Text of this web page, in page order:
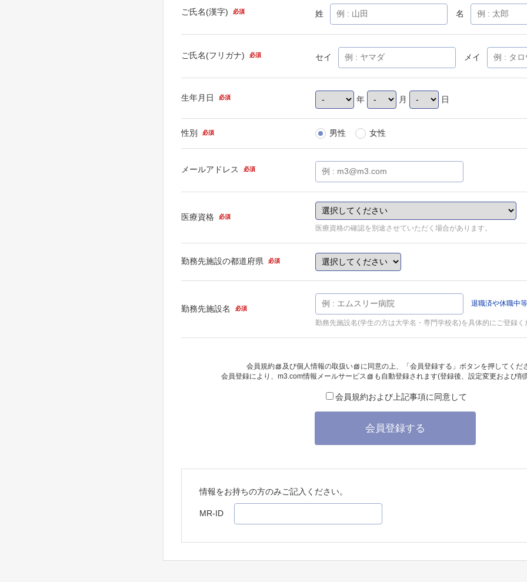
ご氏名(漢字) 必須 姓 名
ご氏名(フリガナ) 必須 セイ メイ
生年月日 必須 年 月 日
性別 必須 男性 女性
メールアドレス 必須
医療資格 必須
医療資格の確認を別途させていただく場合があります。
勤務先施設の都道府県 必須
勤務先施設名 必須
退職済や休職中
勤務先施設名(学生の方は大学名・専門学校名)を具体的にご登録く
会員規約 及び個人情報の取扱い
に同意の上、「会員登録する」ボタンを押してくだ
会員登録により、 m3.com情報メールサービス も自動登録されます(登録後、設定変更および
会員規約および上記事項に同意して
会員登録する
情報をお持ちの方のみご記入ください。
MR-ID